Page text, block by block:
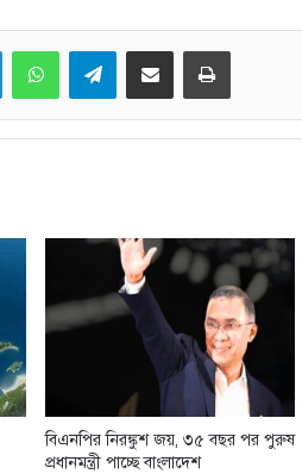
LinkedInWhatsAppTelegramShare via Email Print
বিএনপির নিরঙ্কুশ জয়, ৩৫ বছর পর পুরুষ
প্রধানমন্ত্রী পাচ্ছে বাংলাদেশ